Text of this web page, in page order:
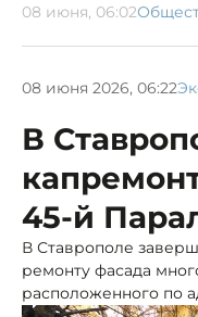
08 июня, 06:02
08 июня 2026, 06:22
В
45-й
В Ставрополе
ремонту фасада
расположенного по